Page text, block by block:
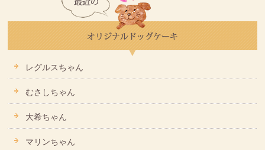
レグルスちゃん
むさしちゃん
大希ちゃん
マリンちゃん